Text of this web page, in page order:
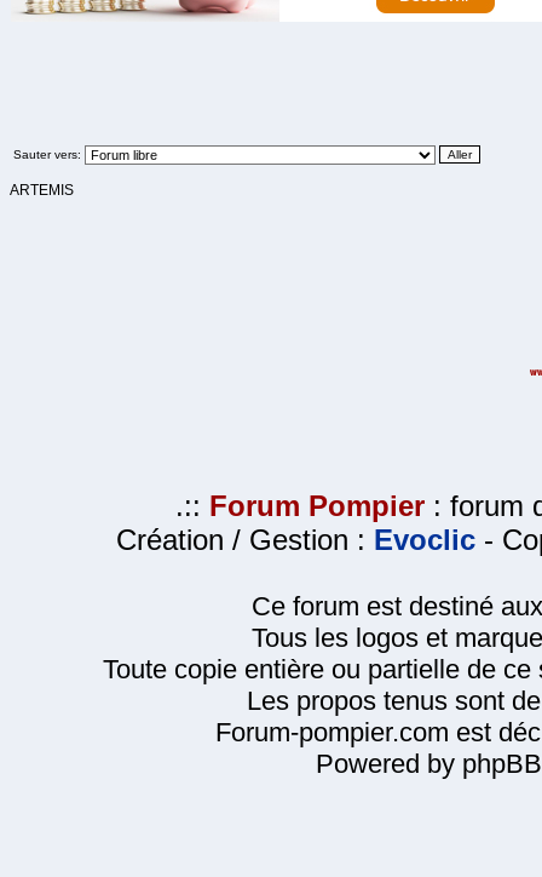
Sauter vers:
ARTEMIS
.:: Forum Pompier : forum
Création / Gestion : Evoclic -
Ce forum est destiné
Tous les logos et
Toute copie entière ou partielle de
Les propos tenus sont
Forum-pompier.com est
Powered by